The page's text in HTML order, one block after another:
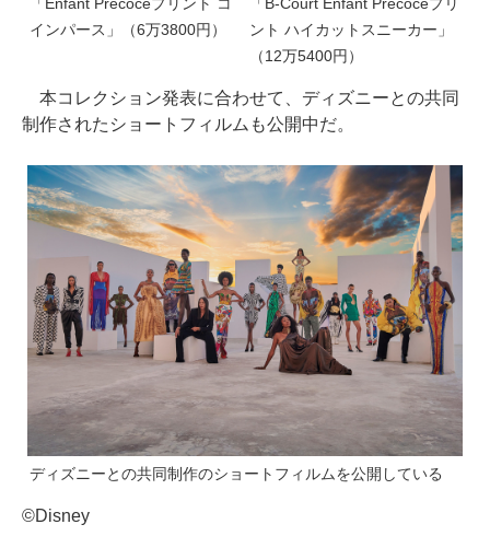
「Enfant Précoceプリント コ
インパース」（6万3800円）
「B-Court Enfant Précoceプリ
ント ハイカットスニーカー」
（12万5400円）
本コレクション発表に合わせて、ディズニーとの共同
制作されたショートフィルムも公開中だ。
ディズニーとの共同制作のショートフィルムを公開している
©Disney